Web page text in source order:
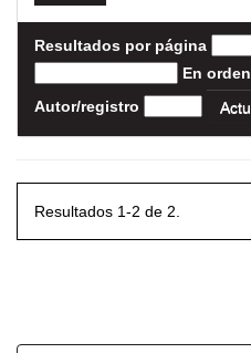
Resultados por página
En orden
Autor/registro
Resultados 1-2 de 2.